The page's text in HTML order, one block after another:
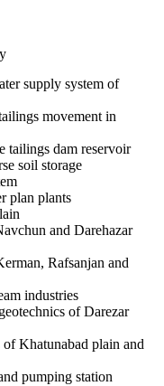
supply system of
movement in
tailings dam reservoir
soil storage
plan plants
and Darehazar
Rafsanjan and
industries
of Darezar
Khatunabad plain and
pumping station